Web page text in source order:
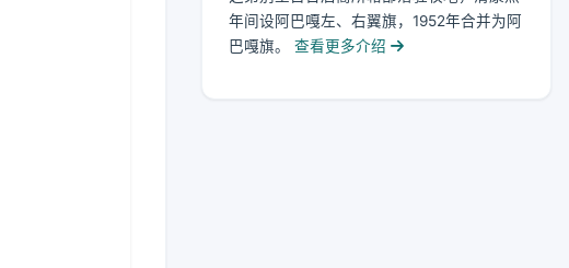
年间设阿巴嘎左、右翼旗，1952年合并为阿
巴嘎旗。
查看更多介绍